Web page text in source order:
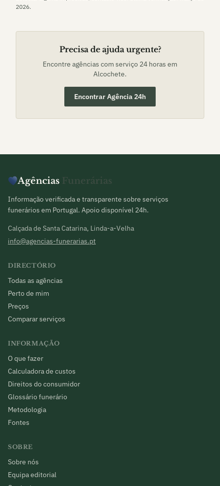
2026.
Precisa de ajuda urgente?
Encontre agências com serviço 24 horas em
Alcochete.
Encontrar Agência 24h
Agências Funerárias
Informação verificada e transparente sobre serviços
funerários em Portugal. Apoio disponível 24h.
Calçada de Santa Catarina, Linda-a-Velha
info@agencias-funerarias.pt
DIRECTÓRIO
Todas as agências
Perto de mim
Preços
Comparar serviços
INFORMAÇÃO
O que fazer
Calculadora de custos
Direitos do consumidor
Glossário funerário
Metodologia
Fontes
SOBRE
Sobre nós
Equipa editorial